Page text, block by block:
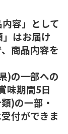
容」として
はお届け
商品内容を
)の一部への
味期間5日
)の一部・
付ができま